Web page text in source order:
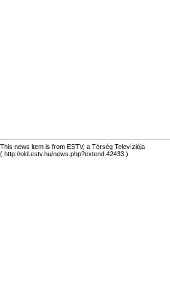
This news item is from ESTV, a Térség Televíziója
( http://old.estv.hu/news.php?extend.42433 )